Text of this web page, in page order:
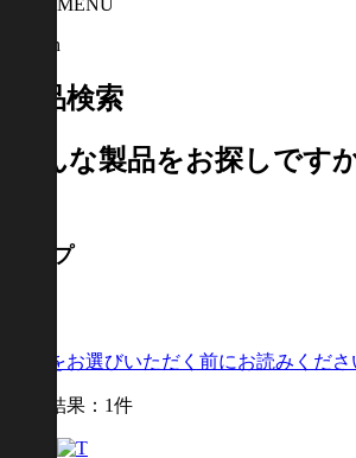
MENU
Search
製品検索
どんな製品をお探しです
タイプ
商品をお選びいただく前にお読みくださ
検索結果：1件